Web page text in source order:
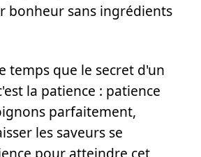
bonheur sans ingrédients
temps que le secret d'un
la patience : patience
parfaitement,
les saveurs se